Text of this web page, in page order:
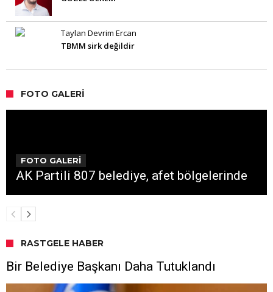
Taylan Devrim Ercan
TBMM sirk değildir
FOTO GALERI
FOTO GALERİ
AK Partili 807 belediye, afet bölgelerinde
RASTGELE HABER
Bir Belediye Başkanı Daha Tutuklandı